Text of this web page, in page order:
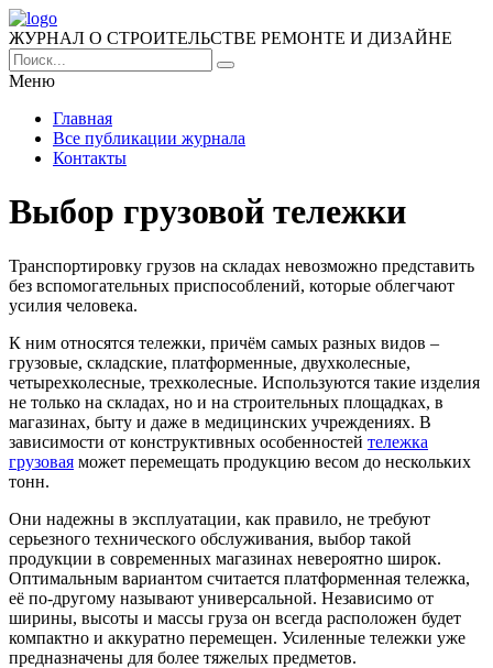
ЖУРНАЛ О СТРОИТЕЛЬСТВЕ РЕМОНТЕ И ДИЗАЙНЕ
Меню
Главная
Все публикации журнала
Контакты
Выбор грузовой тележки
Транспортировку грузов на складах невозможно представить
без вспомогательных приспособлений, которые облегчают
усилия человека.
К ним относятся тележки, причём самых разных видов –
грузовые, складские, платформенные, двухколесные,
четырехколесные, трехколесные. Используются такие изделия
не только на складах, но и на строительных площадках, в
магазинах, быту и даже в медицинских учреждениях. В
зависимости от конструктивных особенностей тележка
грузовая может перемещать продукцию весом до нескольких
тонн.
Они надежны в эксплуатации, как правило, не требуют
серьезного технического обслуживания, выбор такой
продукции в современных магазинах невероятно широк.
Оптимальным вариантом считается платформенная тележка,
её по-другому называют универсальной. Независимо от
ширины, высоты и массы груза он всегда расположен будет
компактно и аккуратно перемещен. Усиленные тележки уже
предназначены для более тяжелых предметов.